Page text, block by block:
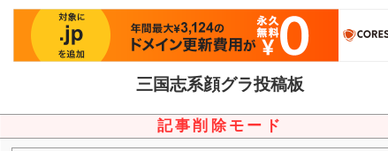
三国志系顔グラ投稿板
記事削除モード